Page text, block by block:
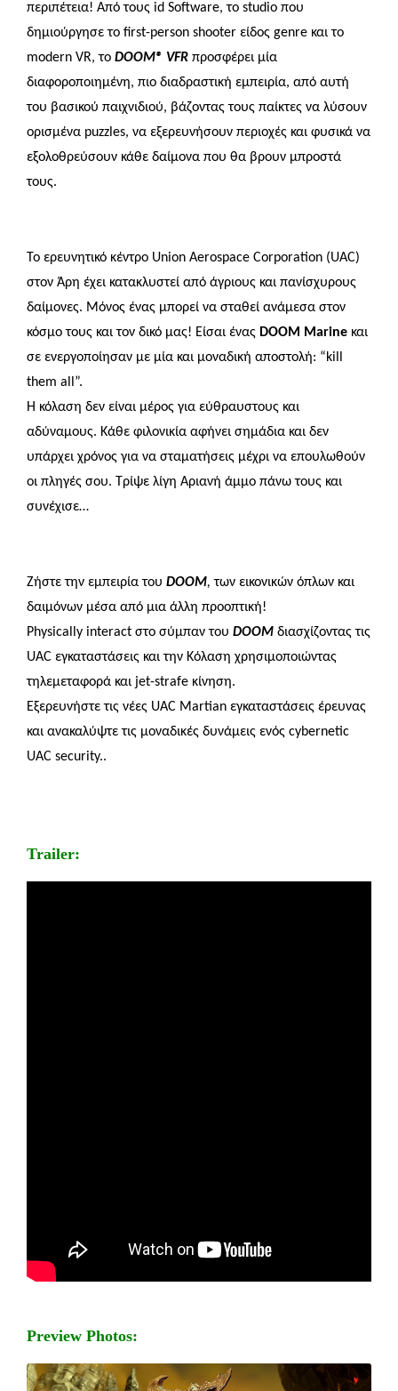
περιπέτεια! Από τους id Software,το studio που
δημιούργησε το first-person shooter είδος genre και το
modern VR,το DOOM® VFR προσφέρει μία
διαφοροποιημένη, πιο διαδραστική εμπειρία, από αυτή
του βασικού παιχνιδιού, βάζοντας τους παίκτες να λύσουν
ορισμένα puzzles, να εξερευνήσουν περιοχές και φυσικά να
εξολοθρεύσουν κάθε δαίμονα που θα βρουν μπροστά
τους.
Το ερευνητικό κέντρο Union Aerospace Corporation (UAC)
στον Άρη έχει κατακλυστεί από άγριους και πανίσχυρους
δαίμονες. Μόνος ένας μπορεί να σταθεί ανάμεσα στον
κόσμο τους και τον δικό μας! Είσαι ένας DOOM Marine και
σε ενεργοποίησαν με μία και μοναδική αποστολή: “kill
them all ”.
Η κόλαση δεν είναι μέρος για εύθραυστους και
αδύναμους. Κάθε φιλονικία αφήνει σημάδια και δεν
υπάρχει χρόνος για να σταματήσεις μέχρι να επουλωθούν
οι πληγές σου. Τρίψε λίγη Αριανή άμμο πάνω τους και
συνέχισε…
Ζήστε την εμπειρία του DOOM, των εικονικών όπλων και
δαιμόνων μέσα από μια άλλη προοπτική!
Physically interact στο σύμπαν του DOOM διασχίζοντας τις
UAC εγκαταστάσεις και την Κόλαση χρησιμοποιώντας
τηλεμεταφορά και jet-strafe κίνηση.
Εξερευνήστε τις νέες UAC Martian εγκαταστάσεις έρευνας
και ανακαλύψτε τις μοναδικές δυνάμεις ενός cybernetic
UAC security..
Trailer:
Preview Photos: